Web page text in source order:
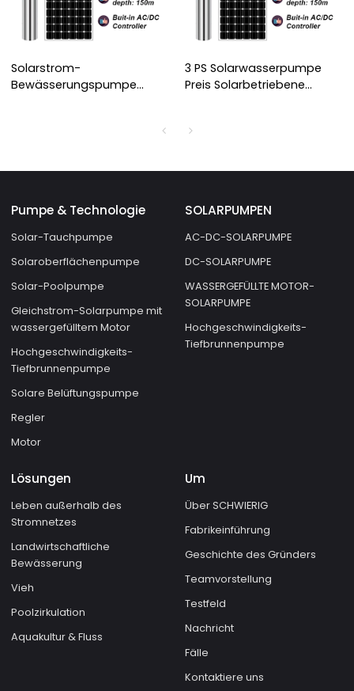
Solarstrom-
Bewässerungspumpe
Solarpumpenlieferant
3 PS Solarwasserpumpe
Preis Solarbetriebene
Solarwasserpumpe Vieh
Pumpe & Technologie
Solar-Tauchpumpe
Solaroberflächenpumpe
Solar-Poolpumpe
Gleichstrom-Solarpumpe mit
wassergefülltem Motor
Hochgeschwindigkeits-
Tiefbrunnenpumpe
Solare Belüftungspumpe
Regler
Motor
SOLARPUMPEN
AC-DC-SOLARPUMPE
DC-SOLARPUMPE
WASSERGEFÜLLTE MOTOR-
SOLARPUMPE
Hochgeschwindigkeits-
Tiefbrunnenpumpe
Lösungen
Leben außerhalb des
Stromnetzes
Landwirtschaftliche
Bewässerung
Vieh
Poolzirkulation
Aquakultur & Fluss
Um
Über SCHWIERIG
Fabrikeinführung
Geschichte des Gründers
Teamvorstellung
Testfeld
Nachricht
Fälle
Kontaktiere uns